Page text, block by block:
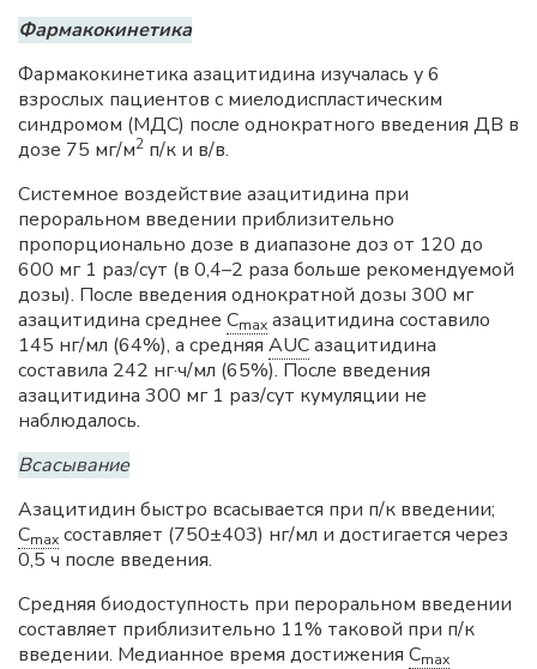
Фармакокинетика
Фармакокинетика азацитидина изучалась у 6
взрослых пациентов с миелодиспластическим
синдромом (МДС) после однократного введения ДВ в
дозе 75 мг/м2 п/к и в/в.
Системное воздействие азацитидина при
пероральном введении приблизительно
пропорционально дозе в диапазоне доз от 120 до
600 мг 1 раз/сут (в 0,4–2 раза больше рекомендуемой
дозы). После введения однократной дозы 300 мг
азацитидина среднее Cmax азацитидина составило
145 нг/мл (64%), а средняя AUCазацитидина
составила 242 нг·ч/мл (65%). После введения
азацитидина 300 мг 1 раз/сут кумуляции не
наблюдалось.
Всасывание
Азацитидин быстро всасывается при п/к введении;
Cmax составляет (750±403) нг/мл и достигается через
0,5 ч после введения.
Средняя биодоступность при пероральном введении
составляет приблизительно 11% таковой при п/к
введении. Медианное время достижения Cmax